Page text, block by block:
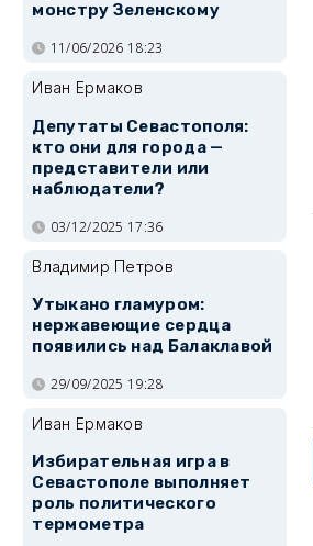
монстру Зеленскому
11/06/2026 18:23
Иван Ермаков
Депутаты Севастополя:
кто они для города —
представители или
наблюдатели?
03/12/2025 17:36
Владимир Петров
Утыкано гламуром:
нержавеющие сердца
появились над Балаклавой
29/09/2025 19:28
Иван Ермаков
Избирательная игра в
Севастополе выполняет
роль политического
термометра